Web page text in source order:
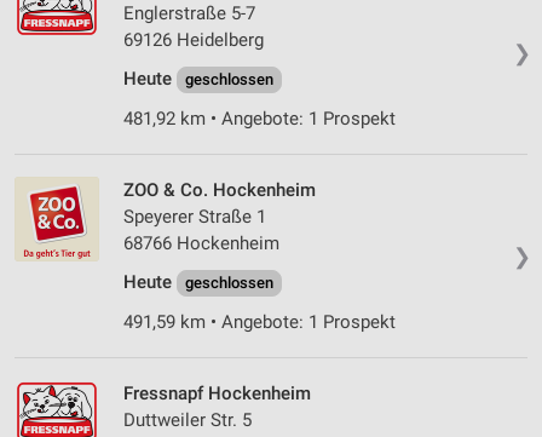
❯
Englerstraße 5-7
69126 Heidelberg
Heute
geschlossen
481,92 km • Angebote: 1 Prospekt
❯
ZOO & Co. Hockenheim
Speyerer Straße 1
68766 Hockenheim
Heute
geschlossen
491,59 km • Angebote: 1 Prospekt
Fressnapf Hockenheim
Duttweiler Str. 5